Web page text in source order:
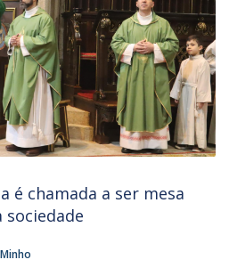
é chamada a ser mesa
sociedade